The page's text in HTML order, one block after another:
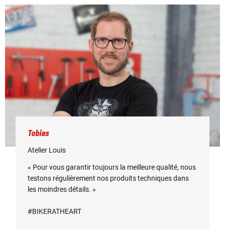
Tobias
Atelier Louis
« Pour vous garantir toujours la meilleure qualité, nous
testons régulièrement nos produits techniques dans
les moindres détails. »
#BIKERATHEART